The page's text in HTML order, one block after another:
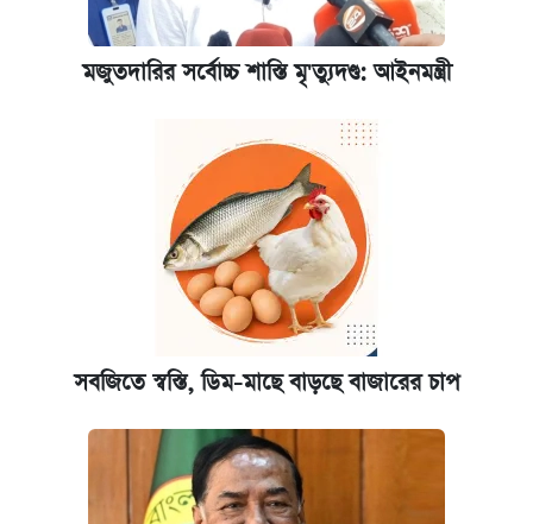
মজুতদারির সর্বোচ্চ শাস্তি মৃ'ত্যুদণ্ড: আইনমন্ত্রী
সবজিতে স্বস্তি, ডিম-মাছে বাড়ছে বাজারের চাপ